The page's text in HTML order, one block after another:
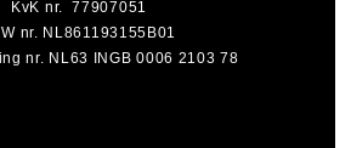
KvK nr. 77907051
nr. NL861193155B01
nr. NL63 INGB 0006 2103 78